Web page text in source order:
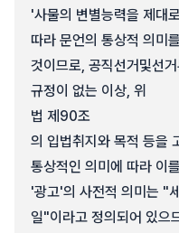
'사물의 변별능력을 제대
따라 문언의 통상적 의미
것이므로, 공직선거및선
규정이 없는 이상, 위
법 제90조
의 입법취지와 목적 등을
통상적인 의미에 따라 이
'광고'의 사전적 의미는 "
일"이라고 정의되어 있으